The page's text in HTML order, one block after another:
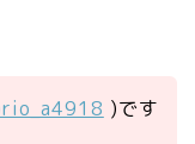
)です